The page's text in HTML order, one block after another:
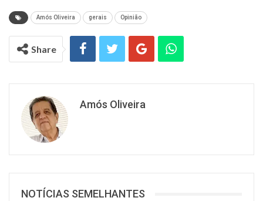
Amós Oliveira gerais Opinião
Share
Amós Oliveira
NOTÍCIAS SEMELHANTES